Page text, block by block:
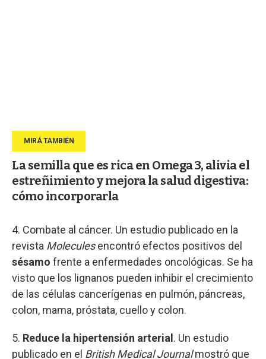
La semilla que es rica en Omega 3, alivia el
estreñimiento y mejora la salud digestiva:
cómo incorporarla
4. Combate al cáncer. Un estudio publicado en la
revista Moleculesencontró efectos positivos del
sésamo frente a enfermedades oncológicas. Se ha
visto que los lignanos pueden inhibir el crecimiento
de las células cancerígenas en pulmón, páncreas,
colon, mama, próstata, cuello y colon.
5. Reduce la hipertensión arterial . Un estudio
publicado en el British Medical Journalmostró que